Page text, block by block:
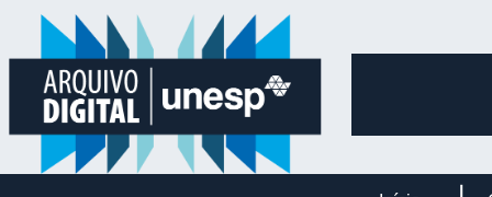
Skip to main content